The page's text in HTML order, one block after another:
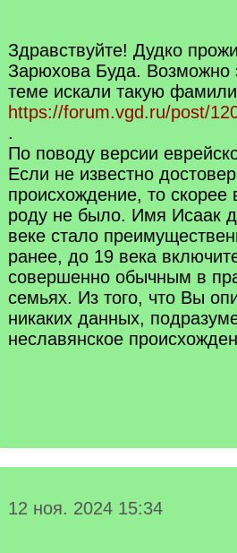
Здравствуйте! Дудко
Зарюхова Буда. Возможно
теме искали такую
https://forum.vgd.ru/post/
.
По поводу версии
Если не известно
происхождение, то скорее
роду не было. Имя Исаак
веке стало
ранее, до 19 века
совершенно обычным в
семьях. Из того, что Вы
никаких данных,
неславянское
12 ноя. 2024 15:34